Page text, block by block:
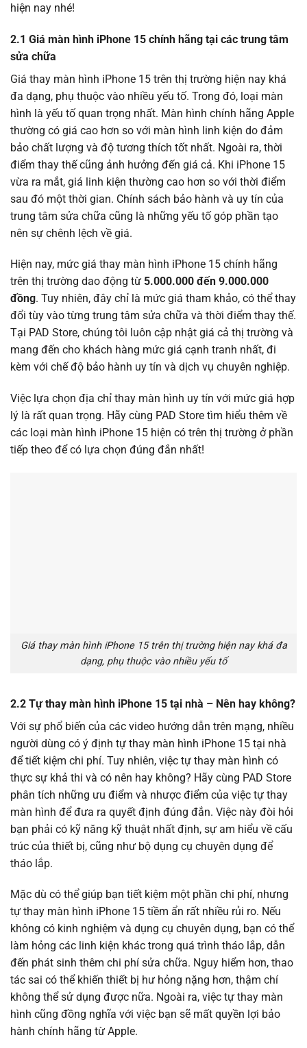
hiện nay nhé!
2.1 Giá màn hình iPhone 15 chính hãng tại các trung tâm
sửa chữa
Giá thay màn hình iPhone 15 trên thị trường hiện nay khá
đa dạng, phụ thuộc vào nhiều yếu tố. Trong đó, loại màn
hình là yếu tố quan trọng nhất. Màn hình chính hãng Apple
thường có giá cao hơn so với màn hình linh kiện do đảm
bảo chất lượng và độ tương thích tốt nhất. Ngoài ra, thời
điểm thay thế cũng ảnh hưởng đến giá cả. Khi iPhone 15
vừa ra mắt, giá linh kiện thường cao hơn so với thời điểm
sau đó một thời gian. Chính sách bảo hành và uy tín của
trung tâm sửa chữa cũng là những yếu tố góp phần tạo
nên sự chênh lệch về giá.
Hiện nay, mức giá thay màn hình iPhone 15 chính hãng
trên thị trường dao động từ 5.000.000 đến 9.000.000
đồng. Tuy nhiên, đây chỉ là mức giá tham khảo, có thể thay
đổi tùy vào từng trung tâm sửa chữa và thời điểm thay thế.
Tại PAD Store, chúng tôi luôn cập nhật giá cả thị trường và
mang đến cho khách hàng mức giá cạnh tranh nhất, đi
kèm với chế độ bảo hành uy tín và dịch vụ chuyên nghiệp.
Việc lựa chọn địa chỉ thay màn hình uy tín với mức giá hợp
lý là rất quan trọng. Hãy cùng PAD Store tìm hiểu thêm về
các loại màn hình iPhone 15 hiện có trên thị trường ở phần
tiếp theo để có lựa chọn đúng đắn nhất!
Giá thay màn hình iPhone 15 trên thị trường hiện nay khá đa
dạng, phụ thuộc vào nhiều yếu tố
2.2 Tự thay màn hình iPhone 15 tại nhà – Nên hay không?
Với sự phổ biến của các video hướng dẫn trên mạng, nhiều
người dùng có ý định tự thay màn hình iPhone 15 tại nhà
để tiết kiệm chi phí. Tuy nhiên, việc tự thay màn hình có
thực sự khả thi và có nên hay không? Hãy cùng PAD Store
phân tích những ưu điểm và nhược điểm của việc tự thay
màn hình để đưa ra quyết định đúng đắn. Việc này đòi hỏi
bạn phải có kỹ năng kỹ thuật nhất định, sự am hiểu về cấu
trúc của thiết bị, cũng như bộ dụng cụ chuyên dụng để
tháo lắp.
Mặc dù có thể giúp bạn tiết kiệm một phần chi phí, nhưng
tự thay màn hình iPhone 15 tiềm ẩn rất nhiều rủi ro. Nếu
không có kinh nghiệm và dụng cụ chuyên dụng, bạn có thể
làm hỏng các linh kiện khác trong quá trình tháo lắp, dẫn
đến phát sinh thêm chi phí sửa chữa. Nguy hiểm hơn, thao
tác sai có thể khiến thiết bị hư hỏng nặng hơn, thậm chí
không thể sử dụng được nữa. Ngoài ra, việc tự thay màn
hình cũng đồng nghĩa với việc bạn sẽ mất quyền lợi bảo
hành chính hãng từ Apple.